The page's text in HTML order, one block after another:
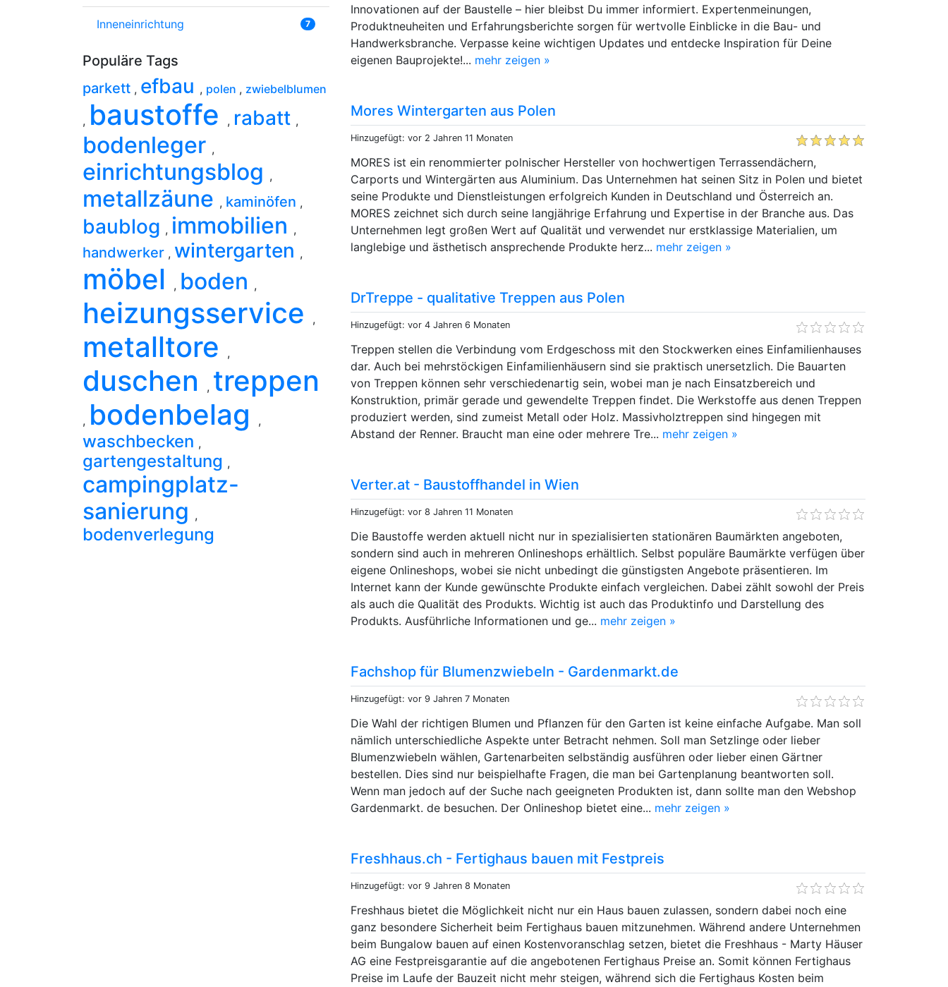
Innovationen auf der Baustelle – hier bleibst Du immer informiert. Expertenmeinungen,
Produktneuheiten und Erfahrungsberichte sorgen für wertvolle Einblicke in die Bau- und
Handwerksbranche. Verpasse keine wichtigen Updates und entdecke Inspiration für Deine
eigenen Bauprojekte!... mehr zeigen »
Mores Wintergarten aus Polen
Hinzugefügt: vor 2 Jahren 11 Monaten
MORES ist ein renommierter polnischer Hersteller von hochwertigen Terrassendächern,
Carports und Wintergärten aus Aluminium. Das Unternehmen hat seinen Sitz in Polen und bietet
seine Produkte und Dienstleistungen erfolgreich Kunden in Deutschland und Österreich an.
MORES zeichnet sich durch seine langjährige Erfahrung und Expertise in der Branche aus. Das
Unternehmen legt großen Wert auf Qualität und verwendet nur erstklassige Materialien, um
langlebige und ästhetisch ansprechende Produkte herz... mehr zeigen »
DrTreppe - qualitative Treppen aus Polen
Hinzugefügt: vor 4 Jahren 6 Monaten
Treppen stellen die Verbindung vom Erdgeschoss mit den Stockwerken eines Einfamilienhauses
dar. Auch bei mehrstöckigen Einfamilienhäusern sind sie praktisch unersetzlich. Die Bauarten
von Treppen können sehr verschiedenartig sein, wobei man je nach Einsatzbereich und
Konstruktion, primär gerade und gewendelte Treppen findet. Die Werkstoffe aus denen Treppen
produziert werden, sind zumeist Metall oder Holz. Massivholztreppen sind hingegen mit
Abstand der Renner. Braucht man eine oder mehrere Tre... mehr zeigen »
Verter.at - Baustoffhandel in Wien
Hinzugefügt: vor 8 Jahren 11 Monaten
Die Baustoffe werden aktuell nicht nur in spezialisierten stationären Baumärkten angeboten,
sondern sind auch in mehreren Onlineshops erhältlich. Selbst populäre Baumärkte verfügen über
eigene Onlineshops, wobei sie nicht unbedingt die günstigsten Angebote präsentieren. Im
Internet kann der Kunde gewünschte Produkte einfach vergleichen. Dabei zählt sowohl der Preis
als auch die Qualität des Produkts. Wichtig ist auch das Produktinfo und Darstellung des
Produkts. Ausführliche Informationen und ge... mehr zeigen »
Fachshop für Blumenzwiebeln - Gardenmarkt.de
Hinzugefügt: vor 9 Jahren 7 Monaten
Die Wahl der richtigen Blumen und Pflanzen für den Garten ist keine einfache Aufgabe. Man soll
nämlich unterschiedliche Aspekte unter Betracht nehmen. Soll man Setzlinge oder lieber
Blumenzwiebeln wählen, Gartenarbeiten selbständig ausführen oder lieber einen Gärtner
bestellen. Dies sind nur beispielhafte Fragen, die man bei Gartenplanung beantworten soll.
Wenn man jedoch auf der Suche nach geeigneten Produkten ist, dann sollte man den Webshop
Gardenmarkt. de besuchen. Der Onlineshop bietet eine... mehr zeigen »
Freshhaus.ch - Fertighaus bauen mit Festpreis
Hinzugefügt: vor 9 Jahren 8 Monaten
Freshhaus bietet die Möglichkeit nicht nur ein Haus bauen zulassen, sondern dabei noch eine
ganz besondere Sicherheit beim Fertighaus bauen mitzunehmen. Während andere Unternehmen
beim Bungalow bauen auf einen Kostenvoranschlag setzen, bietet die Freshhaus - Marty Häuser
AG eine Festpreisgarantie auf die angebotenen Fertighaus Preise an. Somit können Fertighaus
Preise im Laufe der Bauzeit nicht mehr steigen, während sich die Fertighaus Kosten beim
Inneneinrichtung 7
Populäre Tags
parkett , efbau , polen , zwiebelblumen
, baustoffe , rabatt ,
bodenleger ,
einrichtungsblog ,
metallzäune , kaminöfen ,
baublog , immobilien ,
handwerker , wintergarten ,
möbel , boden ,
heizungsservice ,
metalltore ,
duschen , treppen
, bodenbelag ,
waschbecken ,
gartengestaltung ,
campingplatz-
sanierung ,
bodenverlegung